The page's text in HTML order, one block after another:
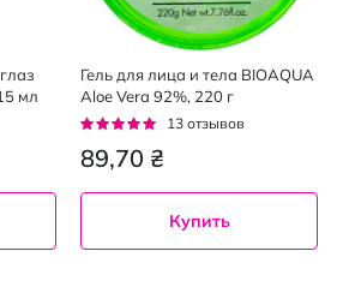
мл
Гель для лица и тела BIOAQUA
Aloe Vera 92%, 220 г
Рейтинг:
13 отзывов
89,70 ₴
Купить